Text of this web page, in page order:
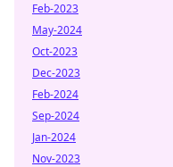
Feb-2023
May-2024
Oct-2023
Dec-2023
Feb-2024
Sep-2024
Jan-2024
Nov-2023